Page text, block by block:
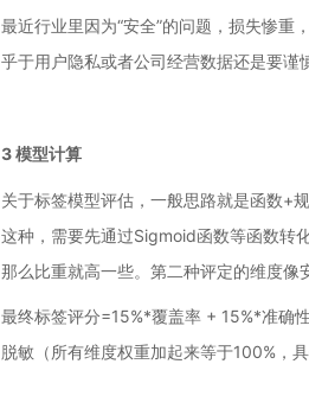
最近行业里因为“安全”的问题，损失惨重
乎于用户隐私或者公司经营数据还是要谨
3模型计算
关于标签模型评估，一般思路就是函数+
这种，需要先通过Sigmoid函数等函数转
那么比重就高一些。第二种评定的维度像
最终标签评分=15%*覆盖率 + 15%*准确
脱敏（所有维度权重加起来等于100%，